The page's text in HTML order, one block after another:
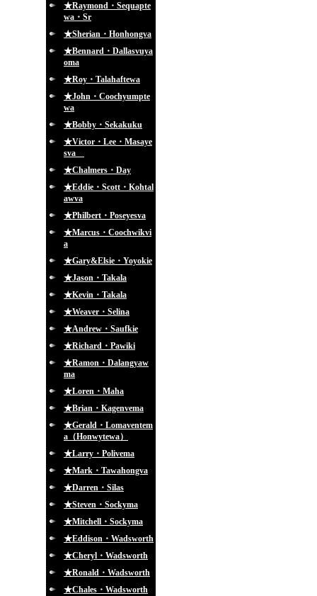
★Raymond・Sequapte
wa・Sr
★Sherian・Honhongva
★Bennard・Dallasvuya
oma
★Roy・Talahaftewa
★John・Coochyumpte
wa
★Bobby・Sekakuku
★Victor・Lee・Masaye
sva
★Chalmers・Day
★Eddie・Scott・Kohtal
awva
★Philbert・Poseyesva
★Marcus・Coochwikvi
a
★Gary&Elsie・Yoyokie
★Jason・Takala
★Kevin・Takala
★Weaver・Selina
★Andrew・Saufkie
★Richard・Pawiki
★Ramon・Dalangyaw
ma
★Loren・Maha
★Brian・Kagenvema
★Gerald・Lomaventem
a（Honwytewa）
★Larry・Polivema
★Mark・Tawahongva
★Darren・Silas
★Steven・Sockyma
★Mitchell・Sockyma
★Eddison・Wadsworth
★Cheryl・Wadsworth
★Ronald・Wadsworth
★Chales・Wadsworth